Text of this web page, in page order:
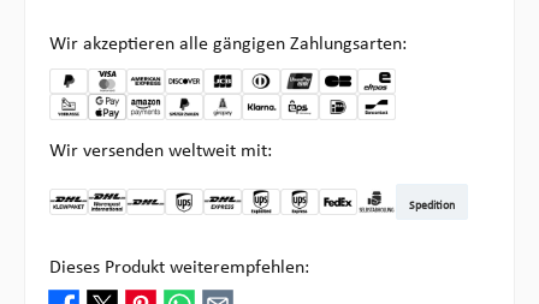
Wir akzeptieren alle gängigen Zahlungsarten:
Wir versenden weltweit mit:
Spedition
Dieses Produkt weiterempfehlen: